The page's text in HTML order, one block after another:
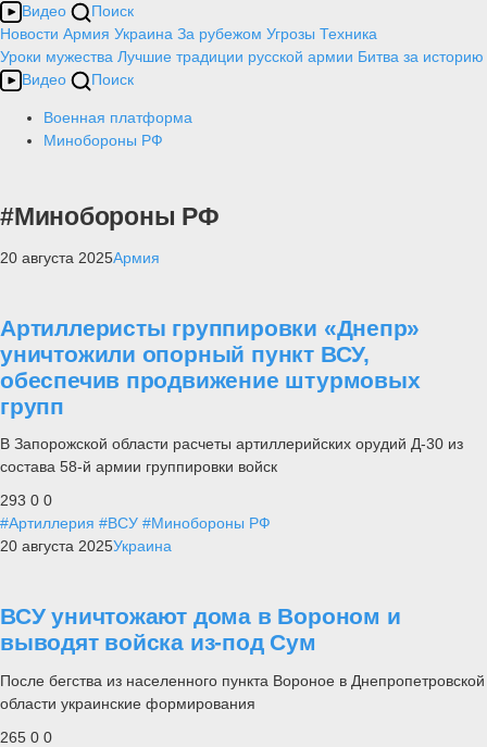
Видео
Поиск
Новости Армия Украина За рубежом Угрозы Техника
Уроки мужества Лучшие традиции русской армии Битва за историю
Видео
Поиск
Военная платформа
Минобороны РФ
#Минобороны РФ
20 августа 2025Армия
Артиллеристы группировки «Днепр»
уничтожили опорный пункт ВСУ,
обеспечив продвижение штурмовых
групп
В Запорожской области расчеты артиллерийских орудий Д-30 из
состава 58-й армии группировки войск
293 0 0
#Артиллерия #ВСУ #Минобороны РФ
20 августа 2025Украина
ВСУ уничтожают дома в Вороном и
выводят войска из-под Сум
После бегства из населенного пункта Вороное в Днепропетровской
области украинские формирования
265 0 0